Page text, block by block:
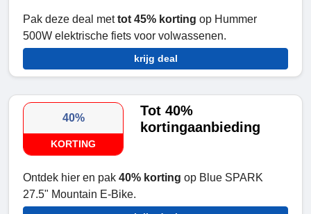
Pak deze deal mettot 45% korting op Hummer
500W elektrische fiets voor volwassenen.
krijg deal
40%
KORTING
Tot 40%
kortingaanbieding
Ontdek hier en pak 40% korting op Blue SPARK
27.5" Mountain E-Bike.